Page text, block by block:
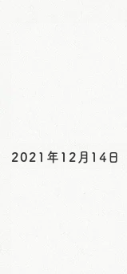
2021年12月14日